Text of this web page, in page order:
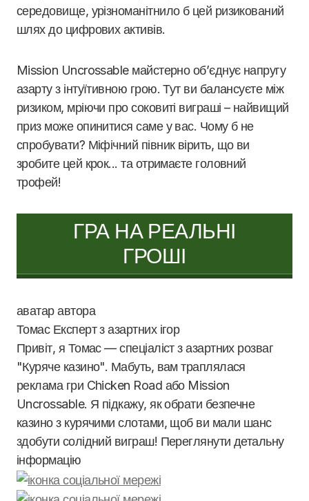
середовище, урізноманітнило б цей ризикований
шлях до цифрових активів.
Mission Uncrossable майстерно об’єднує напругу
азарту з інтуїтивною грою. Тут ви балансуєте між
ризиком, мріючи про соковиті виграші – найвищий
приз може опинитися саме у вас. Чому б не
спробувати? Міфічний півник вірить, що ви
зробите цей крок... та отримаєте головний
трофей!
ГРА НА РЕАЛЬНІ
ГРОШІ
Томас Експерт з азартних ігор
Привіт, я Томас — спеціаліст з азартних розваг
"Куряче казино". Мабуть, вам траплялася
реклама гри Chicken Road або Mission
Uncrossable. Я підкажу, як обрати безпечне
казино з курячими слотами, щоб ви мали шанс
здобути солідний виграш! Переглянути детальну
інформацію